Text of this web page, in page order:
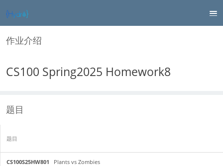
作业介绍
CS100 Spring2025 Homework8
题目
题目
CS100S25HW801 Plants vs Zombies